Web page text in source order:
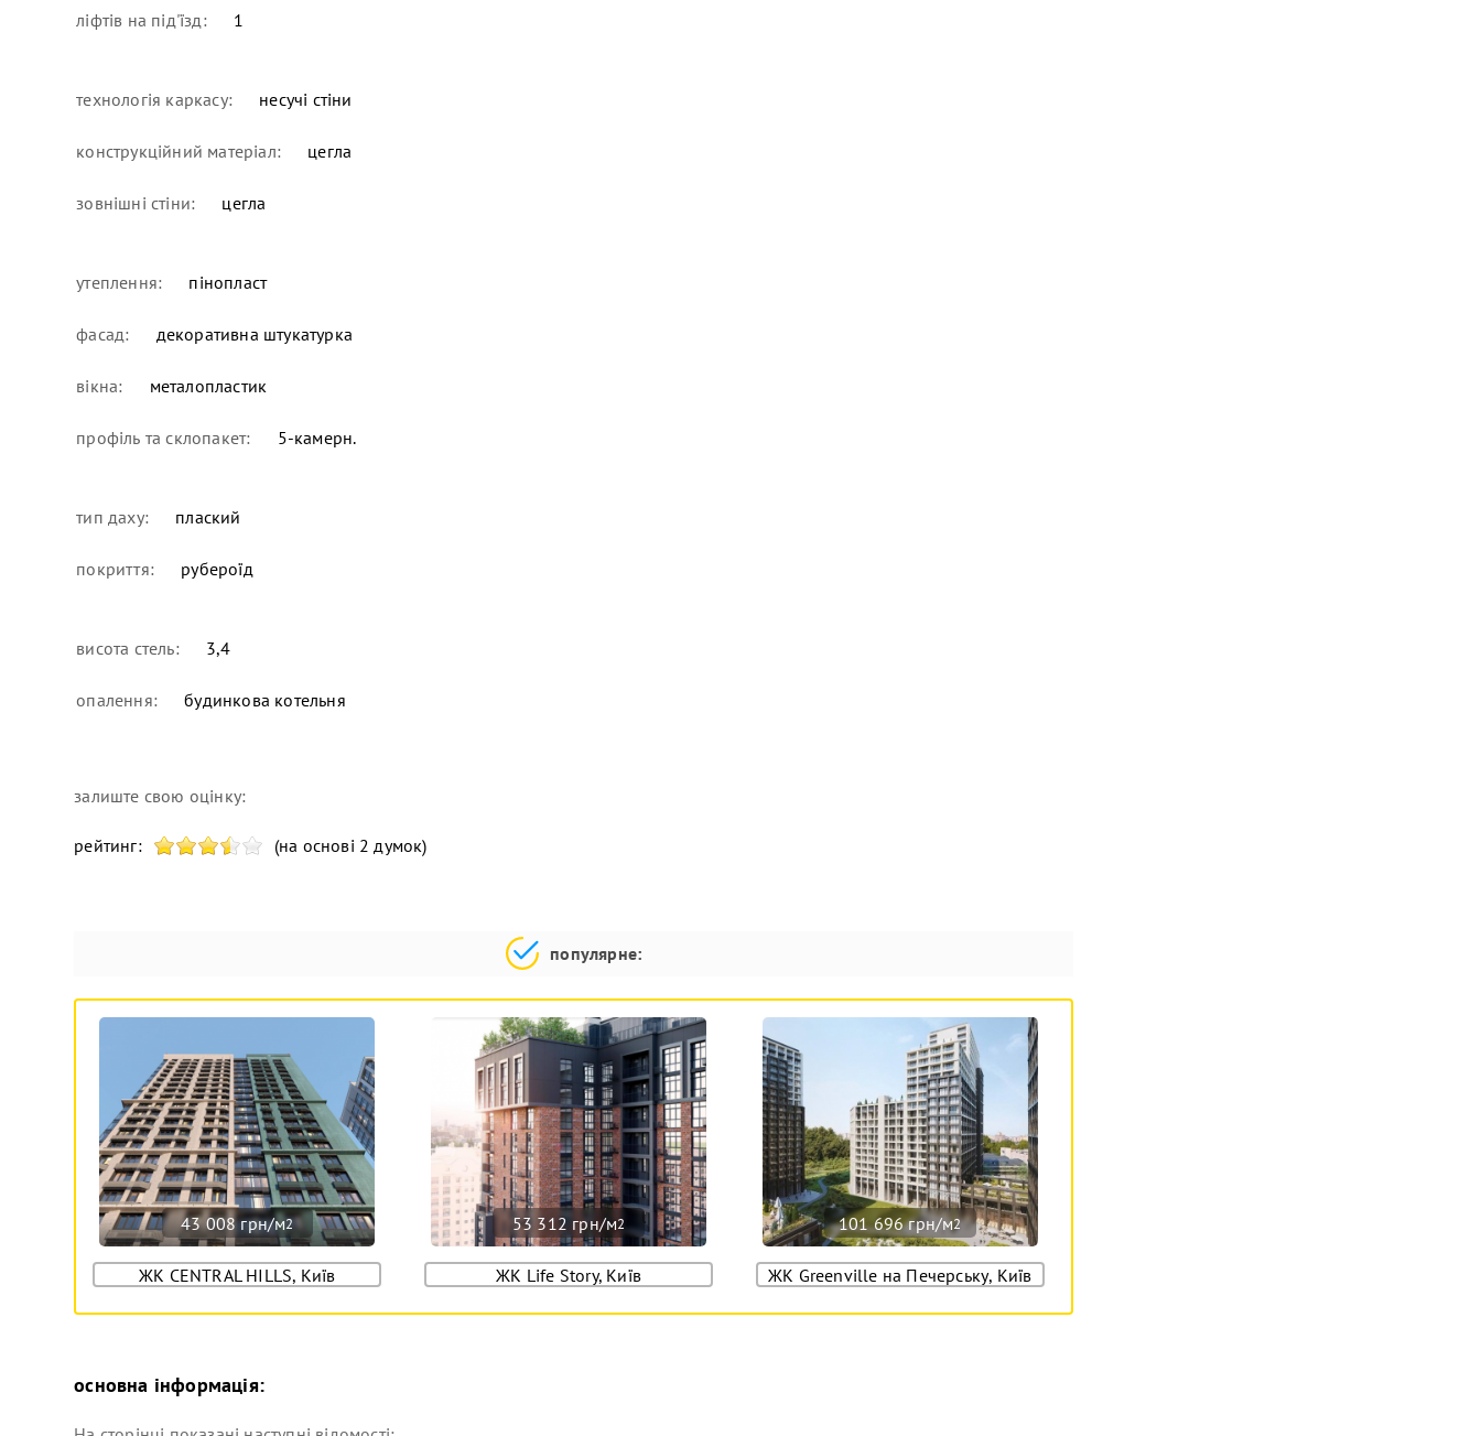
ліфтів на під'їзд: 1
технологія каркасу: несучі стіни
конструкційний матеріал: цегла
зовнішні стіни: цегла
утеплення: пінопласт
фасад: декоративна штукатурка
вікна: металопластик
профіль та склопакет: 5-камерн.
тип даху: плаский
покриття: рубероїд
висота стель: 3,4
опалення: будинкова котельня
залиште свою оцінку:
рейтинг: (на основі 2 думок)
популярне:
43 008 грн/м2
ЖК CENTRAL HILLS, Київ
53 312 грн/м2
ЖК Life Story, Київ
101 696 грн/м2
ЖК Greenville на Печерську, Київ
основна інформація: